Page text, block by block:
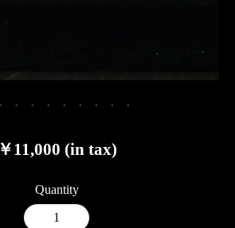
￥11,000 (in tax)
Quantity